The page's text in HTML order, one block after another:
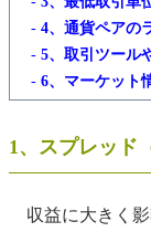
- 4、通貨ペアの
- 5、取引ツール
- 6、マーケット
1、スプレッド
収益に大きく影